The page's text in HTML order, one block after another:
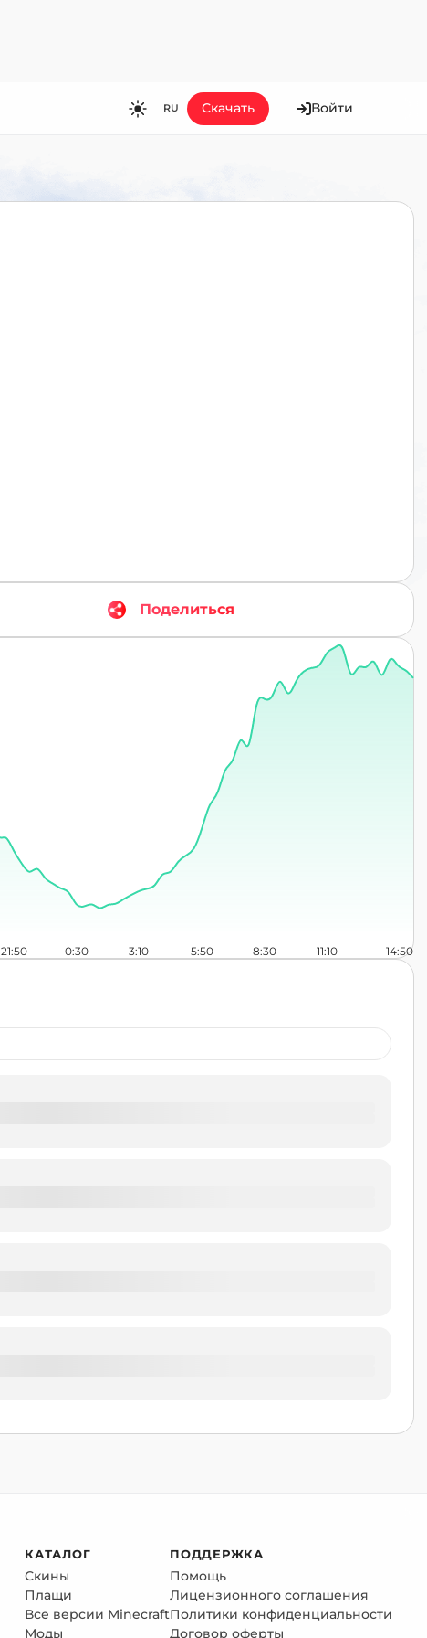
RU
ES
Скачать Войти
Поделиться
21:50 0:30 3:10 5:50 8:30 11:10 14:50
КАТАЛОГ
Скины
Плащи
Все версии Minecraft
Моды
ПОДДЕРЖКА
Помощь
Лицензионного соглашения
Политики конфиденциальности
Договор оферты